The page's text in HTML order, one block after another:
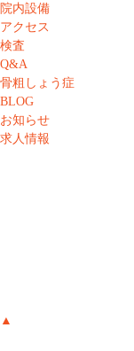
院内設備
アクセス
検査
Q&A
骨粗しょう症
BLOG
お知らせ
求人情報
▲